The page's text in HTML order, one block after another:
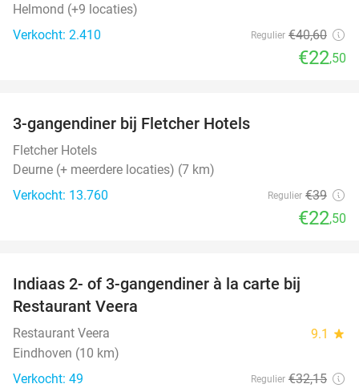
Helmond (+9 locaties)
Verkocht: 2.410
Regulier €40,60
€22,50
3-gangendiner bij Fletcher Hotels
Fletcher Hotels
Deurne (+ meerdere locaties) (7 km)
Verkocht: 13.760
Regulier €39
€22,50
Indiaas 2- of 3-gangendiner à la carte bij
Restaurant Veera
Restaurant Veera 9.1 star
Eindhoven (10 km)
Verkocht: 49
Regulier €32,15